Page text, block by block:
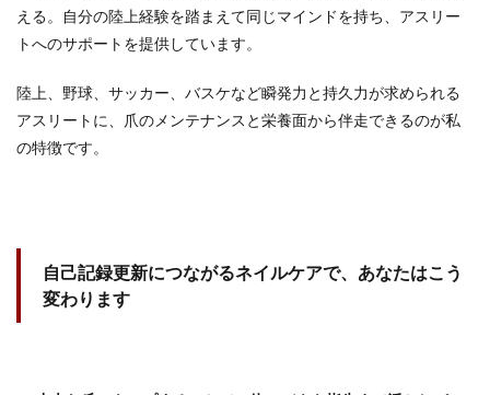
える。自分の陸上経験を踏まえて同じマインドを持ち、アスリー
トへのサポートを提供しています。
陸上、野球、サッカー、バスケなど瞬発力と持久力が求められる
アスリートに、爪のメンテナンスと栄養面から伴走できるのが私
の特徴です。
自己記録更新につながるネイルケアで、あなたはこう
変わります